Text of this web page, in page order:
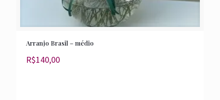
Arranjo Brasil – médio
R$140,00